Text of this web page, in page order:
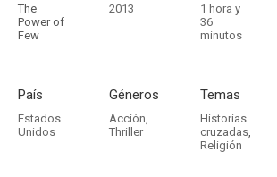
The
Power of
Few
2013
1 hora y
36
minutos
País
Estados
Unidos
Géneros
Acción,
Thriller
Temas
Historias
cruzadas,
Religión